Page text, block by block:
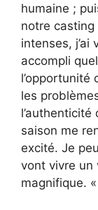
humaine ;
notre
intenses, j’ai
accompli
les
saison me
excité. Je
vont vivre un
magnifique. «